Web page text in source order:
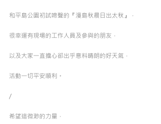
和平島公園初試啼聲的『漫島秋晨日出太秋』，
很幸運有現場的工作人員及參與的朋友，
以及大家一直擔心卻出乎意料晴朗的好天氣，
活動一切平安順利。
/
希望這微渺的力量，